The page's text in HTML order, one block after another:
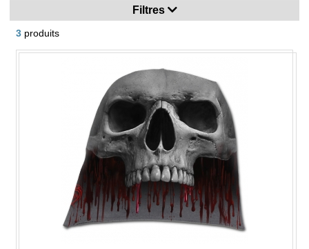
Filtres
3 produits